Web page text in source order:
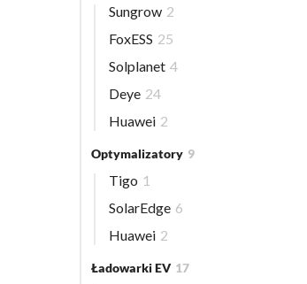
Sungrow 2
FoxESS 25
Solplanet 4
Deye 24
Huawei 2
Optymalizatory 9
Tigo 1
SolarEdge 6
Huawei 2
Ładowarki EV 17